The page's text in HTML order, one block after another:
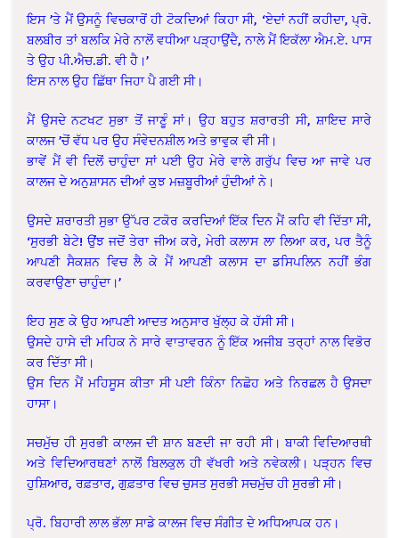
ਇਸ ’ਤੇ ਮੈਂ ਉਸਨੂੰ ਵਿਚਕਾਰੋਂ ਹੀ ਟੋਕਦਿਆਂ ਕਿਹਾ ਸੀ, ‘ਏਦਾਂ ਨਹੀਂ ਕਹੀਦਾ, ਪ੍ਰੋ.
ਬਲਬੀਰ ਤਾਂ ਬਲਕਿ ਮੇਰੇ ਨਾਲੋਂ ਵਧੀਆ ਪੜ੍ਹਾਉਂਦੈ, ਨਾਲੇ ਮੈਂ ਇਕੱਲਾ ਐਮ.ਏ. ਪਾਸ
ਤੇ ਉਹ ਪੀ.ਐਚ.ਡੀ. ਵੀ ਹੈ।’
ਇਸ ਨਾਲ ਉਹ ਛਿੱਥਾ ਜਿਹਾ ਪੈ ਗਈ ਸੀ।
ਮੈਂ ਉਸਦੇ ਨਟਖਟ ਸੁਭਾ ਤੋਂ ਜਾਣੂੰ ਸਾਂ। ਉਹ ਬਹੁਤ ਸ਼ਰਾਰਤੀ ਸੀ, ਸ਼ਾਇਦ ਸਾਰੇ
ਕਾਲਜ ’ਚੋਂ ਵੱਧ ਪਰ ਉਹ ਸੰਵੇਦਨਸ਼ੀਲ ਅਤੇ ਭਾਵੁਕ ਵੀ ਸੀ।
ਭਾਵੇਂ ਮੈਂ ਵੀ ਦਿਲੋਂ ਚਾਹੁੰਦਾ ਸਾਂ ਪਈ ਉਹ ਮੇਰੇ ਵਾਲੇ ਗਰੁੱਪ ਵਿਚ ਆ ਜਾਵੇ ਪਰ
ਕਾਲਜ ਦੇ ਅਨੁਸ਼ਾਸਨ ਦੀਆਂ ਕੁਝ ਮਜ਼ਬੂਰੀਆਂ ਹੁੰਦੀਆਂ ਨੇ।
ਉਸਦੇ ਸ਼ਰਾਰਤੀ ਸੁਭਾ ਉੱਪਰ ਟਕੋਰ ਕਰਦਿਆਂ ਇੱਕ ਦਿਨ ਮੈਂ ਕਹਿ ਵੀ ਦਿੱਤਾ ਸੀ,
‘ਸੁਰਭੀ ਬੇਟੇ! ਉਂਝ ਜਦੋਂ ਤੇਰਾ ਜੀਅ ਕਰੇ, ਮੇਰੀ ਕਲਾਸ ਲਾ ਲਿਆ ਕਰ, ਪਰ ਤੈਨੂੰ
ਆਪਣੀ ਸੈਕਸ਼ਨ ਵਿਚ ਲੈ ਕੇ ਮੈਂ ਆਪਣੀ ਕਲਾਸ ਦਾ ਡਸਿਪਲਿਨ ਨਹੀਂ ਭੰਗ
ਕਰਵਾਉਣਾ ਚਾਹੁੰਦਾ।’
ਇਹ ਸੁਣ ਕੇ ਉਹ ਆਪਣੀ ਆਦਤ ਅਨੁਸਾਰ ਖੁੱਲ੍ਹ ਕੇ ਹੱਸੀ ਸੀ।
ਉਸਦੇ ਹਾਸੇ ਦੀ ਮਹਿਕ ਨੇ ਸਾਰੇ ਵਾਤਾਵਰਨ ਨੂੰ ਇੱਕ ਅਜੀਬ ਤਰ੍ਹਾਂ ਨਾਲ ਵਿਭੋਰ
ਕਰ ਦਿੱਤਾ ਸੀ।
ਉਸ ਦਿਨ ਮੈਂ ਮਹਿਸੂਸ ਕੀਤਾ ਸੀ ਪਈ ਕਿੰਨਾ ਨਿਛੋਹ ਅਤੇ ਨਿਰਛਲ ਹੈ ਉਸਦਾ
ਹਾਸਾ।
ਸਚਮੁੱਚ ਹੀ ਸੁਰਭੀ ਕਾਲਜ ਦੀ ਸ਼ਾਨ ਬਣਦੀ ਜਾ ਰਹੀ ਸੀ। ਬਾਕੀ ਵਿਦਿਆਰਥੀ
ਅਤੇ ਵਿਦਿਆਰਥਣਾਂ ਨਾਲੋਂ ਬਿਲਕੁਲ ਹੀ ਵੱਖਰੀ ਅਤੇ ਨਵੇਕਲੀ। ਪੜ੍ਹਨ ਵਿਚ
ਹੁਸ਼ਿਆਰ, ਰਫ਼ਤਾਰ, ਗੁਫ਼ਤਾਰ ਵਿਚ ਚੁਸਤ ਸੁਰਭੀ ਸਚਮੁੱਚ ਹੀ ਸੁਰਭੀ ਸੀ।
ਪ੍ਰੋ. ਬਿਹਾਰੀ ਲਾਲ ਭੱਲਾ ਸਾਡੇ ਕਾਲਜ ਵਿਚ ਸੰਗੀਤ ਦੇ ਅਧਿਆਪਕ ਹਨ।